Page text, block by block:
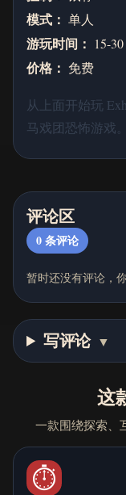
模式： 单人
游玩时间： 15-
价格： 免费
从上面开始玩
马戏团恐怖游戏。
评论区
0条评论
暂时还没有评论，
写评论 ▼
这
一款围绕探索、
⏱️